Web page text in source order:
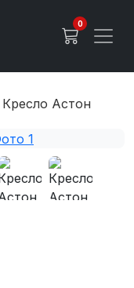
0
Кресло Астон